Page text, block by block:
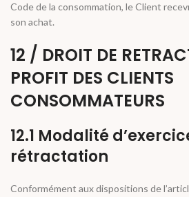
Code de la consommation, le Client
son achat.
12 / DROIT DE
PROFIT DES CLIENTS
CONSOMMATEURS
12.1 Modalité
rétractation
Conformément aux dispositions de